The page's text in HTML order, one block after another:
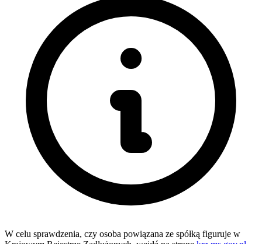
W celu sprawdzenia, czy osoba powiązana ze spółką figuruje w